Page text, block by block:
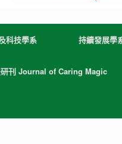
科技學系 持續發展學
研刊 Journal of Caring Magic